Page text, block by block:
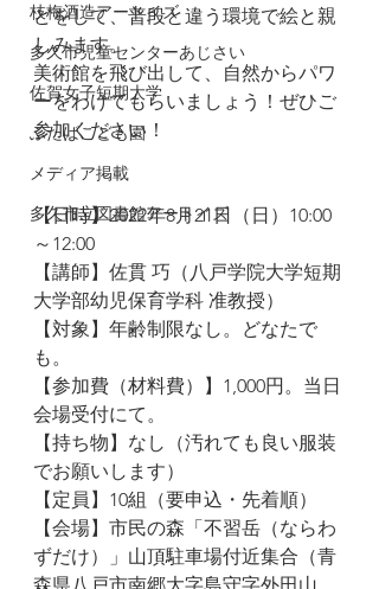
枝梅酒造アートイズ
多久市児童センターあじさい
佐賀女子短期大学
ふたばこども園
メディア掲載
多久市立図書館アートイズ
どをして、普段と違う環境で絵と親
しみます。
美術館を飛び出して、自然からパワ
ーをわけてもらいましょう！ぜひご
参加ください！
【日時】2022年8月21日（日）10:00
～12:00
【講師】佐貫 巧（八戸学院大学短期
大学部幼児保育学科 准教授）
【対象】年齢制限なし。どなたで
も。
【参加費（材料費）】1,000円。当日
会場受付にて。
【持ち物】なし（汚れても良い服装
でお願いします）
【定員】10組（要申込・先着順）
【会場】市民の森「不習岳（ならわ
ずだけ）」山頂駐車場付近集合（青